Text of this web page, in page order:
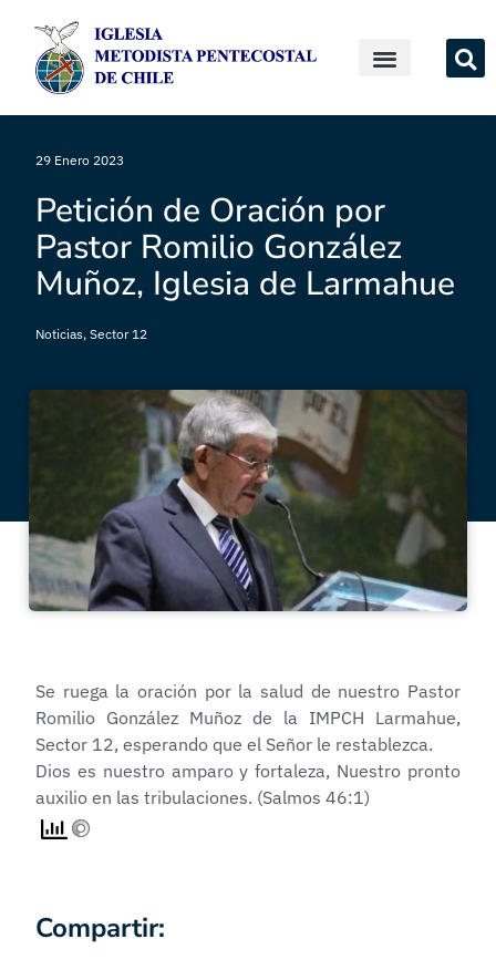
29 Enero 2023
Petición de Oración por
Pastor Romilio González
Muñoz, Iglesia de Larmahue
Noticias, Sector 12
Se ruega la oración por la salud de nuestro Pastor
Romilio González Muñoz de la IMPCH Larmahue,
Sector 12, esperando que el Señor le restablezca.
Dios es nuestro amparo y fortaleza, Nuestro pronto
auxilio en las tribulaciones. (Salmos 46:1)
Compartir: